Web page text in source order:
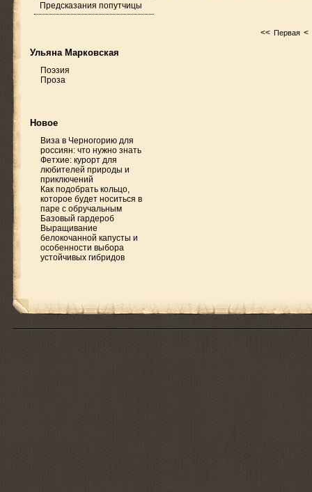
Предсказания попутчицы
Ульяна Марковская
Поэзия
Проза
Новое
Виза в Черногорию для
россиян: что нужно знать
Фетхие: курорт для
любителей природы и
приключений
Как подобрать кольцо,
которое будет носиться в
паре с обручальным
Базовый гардероб
Выращивание
белокочанной капусты и
особенности выбора
устойчивых гибридов
<< Первая <